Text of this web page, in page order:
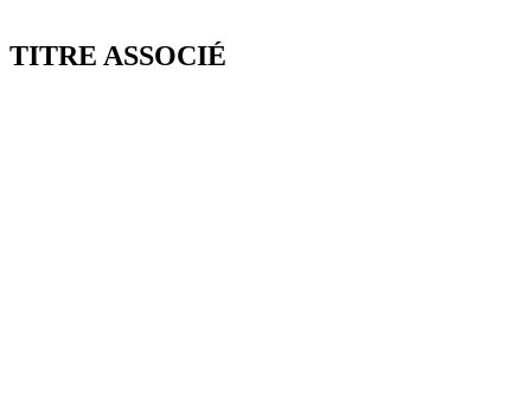
TITRE ASSOCIÉ